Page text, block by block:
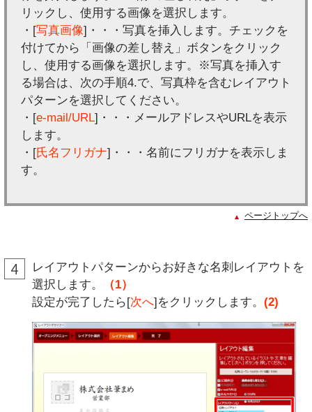
リックし、使用する画像を選択します。
・[写真画像]・・・写真を挿入します。チェックを
付けてから「画像の差し替え」ボタンをクリック
し、使用する画像を選択します。※写真を挿入す
る場合は、次の手順4.で、写真枠を含むレイアウト
パターンを選択してください。
・[e-mail/URL]・・・メールアドレスやURLを表示
します。
・[氏名フリガナ]・・・名前にフリガナを表示しま
す。
ページトップへ
レイアウトパターンからお好きな名刺レイアウトを
選択します。
（1）
設定が完了したら[次へ]をクリックします。 (2)